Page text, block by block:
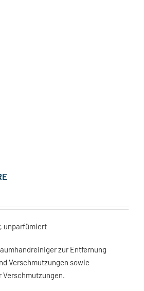
unparfümiert
zur Entfernung
Verschmutzungen sowie